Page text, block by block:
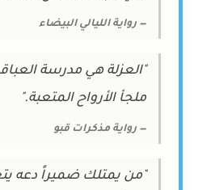
— رواية الليالي البيضاء
"العزلة هي مدرسة
ملجأ الأرواح المتعبة."
— رواية مذكرات قبو
"من يمتلك ضميراً دعه